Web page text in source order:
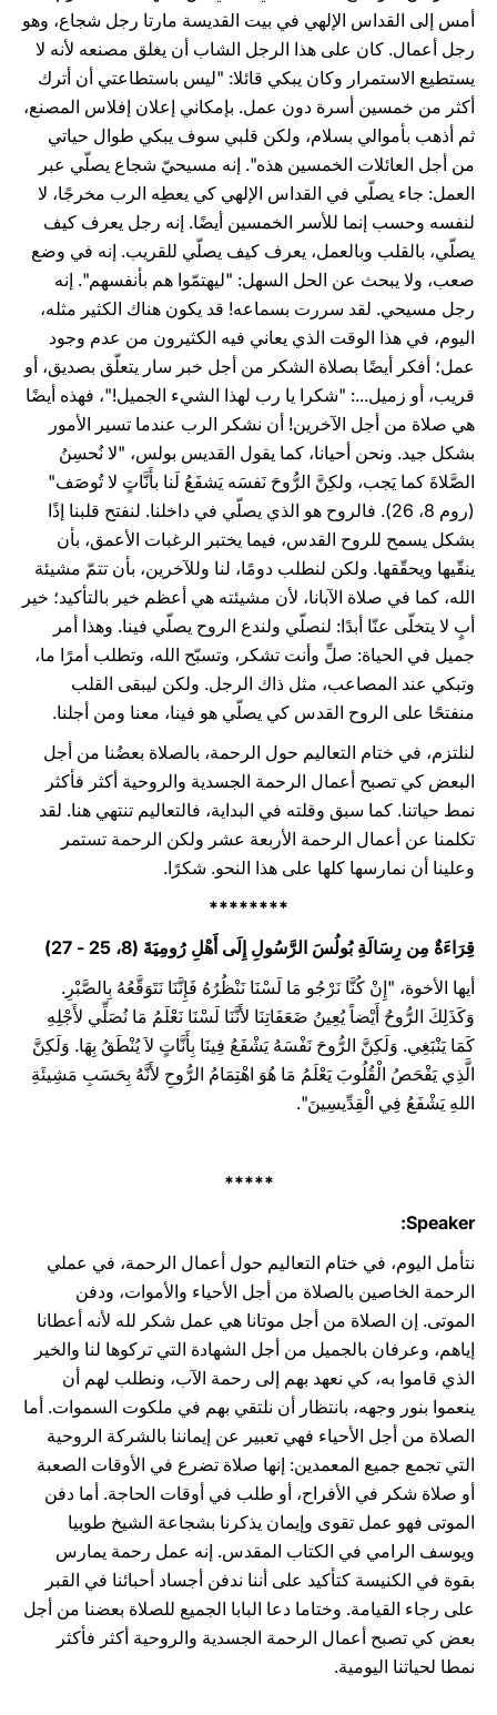
أمس إلى القداس الإلهي في بيت القديسة مارتا رجل شجاع، وهو
رجل أعمال. كان على هذا الرجل الشاب أن يغلق مصنعه لأنه لا
يستطيع الاستمرار وكان يبكي قائلا: "ليس باستطاعتي أن أترك
أكثر من خمسين أسرة دون عمل. بإمكاني إعلان إفلاس المصنع،
ثم أذهب بأموالي بسلام، ولكن قلبي سوف يبكي طوال حياتي
من أجل العائلات الخمسين هذه". إنه مسيحيّ شجاع يصلّي عبر
العمل: جاء يصلّي في القداس الإلهي كي يعطِه الرب مخرجًا، لا
لنفسه وحسب إنما للأسر الخمسين أيضًا. إنه رجل يعرف كيف
يصلّي، بالقلب وبالعمل، يعرف كيف يصلّي للقريب. إنه في وضع
صعب، ولا يبحث عن الحل السهل: "ليهتمّوا هم بأنفسهم". إنه
رجل مسيحي. لقد سررت بسماعه! قد يكون هناك الكثير مثله،
اليوم، في هذا الوقت الذي يعاني فيه الكثيرون من عدم وجود
عمل؛ أفكر أيضًا بصلاة الشكر من أجل خبر سار يتعلّق بصديق، أو
قريب، أو زميل...: "شكرا يا رب لهذا الشيء الجميل!"، فهذه أيضًا
هي صلاة من أجل الآخرين! أن نشكر الرب عندما تسير الأمور
بشكل جيد. ونحن أحيانا، كما يقول القديس بولس، "لا نُحسِنُ
الصَّلاةَ كما يَجب، ولكِنَّ الرُّوحَ نَفسَه يَشفَعُ لَنا بأَنَّاتٍ لا تُوصَف"
(روم 8، 26). فالروح هو الذي يصلّي في داخلنا. لنفتح قلبنا إذًا
بشكل يسمح للروح القدس، فيما يختبر الرغبات الأعمق، بأن
ينقّيها ويحقّقها. ولكن لنطلب دومًا، لنا وللآخرين، بأن تتمّ مشيئة
الله، كما في صلاة الآبانا، لأن مشيئته هي أعظم خير بالتأكيد؛ خير
أبٍ لا يتخلّى عنّا أبدًا: لنصلّي ولندع الروح يصلّي فينا. وهذا أمر
جميل في الحياة: صلِّ وأنت تشكر، وتسبّح الله، وتطلب أمرًا ما،
وتبكي عند المصاعب، مثل ذاك الرجل. ولكن ليبقى القلب
منفتحًا على الروح القدس كي يصلّي هو فينا، معنا ومن أجلنا.
لنلتزم، في ختام التعاليم حول الرحمة، بالصلاة بعضُنا من أجل
البعض كي تصبح أعمال الرحمة الجسدية والروحية أكثر فأكثر
نمط حياتنا. كما سبق وقلته في البداية، فالتعاليم تنتهي هنا. لقد
تكلمنا عن أعمال الرحمة الأربعة عشر ولكن الرحمة تستمر
وعلينا أن نمارسها كلها على هذا النحو. شكرًا.
********
قِرَاءَةٌ مِن رِسَالَةِ بُولُسَ الرَّسُولِ إِلَى أَهْلِ رُومِيَةَ (8، 25 - 27)‏
أيها الأخوة، "إِنْ كُنَّا نَرْجُو مَا لَسْنَا نَنْظُرُهُ فَإِنَّنَا نَتَوَقَّعُهُ بِالصَّبْرِ.
وَكَذَلِكَ الرُّوحُ أَيْضاً ‏يُعِينُ ضَعَفَاتِنَا لأَنَّنَا لَسْنَا نَعْلَمُ مَا نُصَلِّي لأَجْلِهِ
كَمَا يَنْبَغِي. وَلَكِنَّ الرُّوحَ نَفْسَهُ يَشْفَعُ ‏فِينَا بِأَنَّاتٍ لاَ يُنْطَقُ بِهَا. وَلَكِنَّ
الَّذِي يَفْحَصُ الْقُلُوبَ يَعْلَمُ مَا هُوَ اهْتِمَامُ الرُّوحِ لأَنَّهُ ‏بِحَسَبِ مَشِيئَةِ
اللهِ يَشْفَعُ فِي الْقِدِّيسِينَ".‏
*****
Speaker:
نتأمل اليوم، في ختام التعاليم حول أعمال الرحمة، في عملي
الرحمة الخاصين بالصلاة من ‏أجل الأحياء والأموات، ودفن
الموتى. إن الصلاة من أجل موتانا هي عمل شكر لله لأنه أعطانا
‏إياهم، وعرفان بالجميل من أجل الشهادة التي تركوها لنا والخير
الذي قاموا به، كي نعهد بهم إلى ‏رحمة الآب، ونطلب لهم أن
ينعموا بنور وجهه، بانتظار أن نلتقي بهم في ملكوت السموات. أما
‏الصلاة من أجل الأحياء فهي تعبير عن إيماننا بالشركة الروحية
التي تجمع جميع المعمدين: إنها ‏صلاة تضرع في الأوقات الصعبة
أو صلاة شكر في الأفراح، أو طلب في أوقات الحاجة. أما دفن
‏الموتى فهو عمل تقوى وإيمان يذكرنا بشجاعة الشيخ طوبيا
ويوسف الرامي في الكتاب المقدس. إنه عمل ‏رحمة يمارس
بقوة في الكنيسة كتأكيد على أننا ندفن أجساد أحبائنا في القبر
على رجاء القيامة. ‏وختاما دعا البابا الجميع للصلاة بعضنا من أجل
بعض كي تصبح أعمال الرحمة الجسدية والروحية ‏أكثر فأكثر
نمطا لحياتنا اليومية.‏